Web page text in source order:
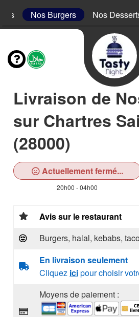
Nos Burgers Nos
Livraison de
sur Chartres
(28000)
Actuellement fermé...
20h00 - 04h00
Avis sur le restaurant
Burgers, halal, kebabs,
En livraison seulement
Cliquez icipour choisir
Moyens de paiement :